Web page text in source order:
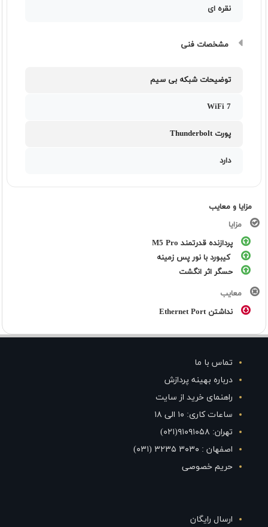
نقره ای
مشخصات فنی
توضیحات شبکه بی سیم
WiFi 7
پورت Thunderbolt
دارد
مزایا و معایب
مزایا
پردازنده قدرتمند M5 Pro
کیبورد با نور پس زمینه
حسگر اثر انگشت
معایب
نداشتن Ethernet Port
تماس با ما
درباره بهینه پردازش
راهنمای خرید از سایت
ساعات کاری: ۱۰ الی ۱۸
تهران: ۹۱۰۹۱۰۵۸(۰۲۱)
اصفهان : ۳۰۳۰ ۳۲۳۵ (۰۳۱)
حریم خصوصی
ارسال رایگان